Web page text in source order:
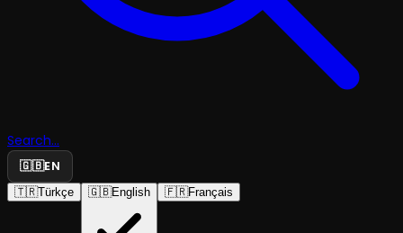
Search...
🇬🇧EN
🇹🇷Türkçe 🇬🇧English 🇫🇷Français